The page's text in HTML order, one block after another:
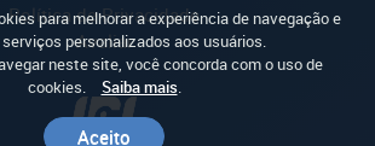
Política de Privacidade
Avaliar
para melhorar a experiência de navegação e
personalizados aos usuários.
neste site, você concorda com o uso de
cookies.
Saiba mais.
Aceito